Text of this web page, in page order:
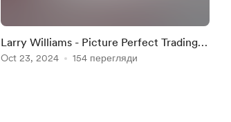
Larry Williams - Picture Perfect Trading
31 Wrap Up
Oct 23, 2024 154 перегляди